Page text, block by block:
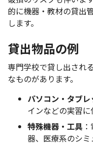
的に機器・教材の貸出
します。
貸出物品の例
専門学校で貸し出され
なものがあります。
パソコン・タブ
インなどの実習に
特殊機器・工具
器、医療系のシミ